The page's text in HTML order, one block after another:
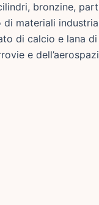
bronzine,
materiali
di calcio e lana
e